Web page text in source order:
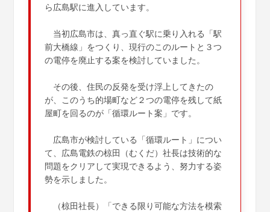
ら広島駅に進入しています。
当初広島市は、真っ直ぐ駅に乗り入れる「駅
前大橋線」をつくり、現行のこのルートと３つ
の電停を廃止する案を検討していました。
その後、住民の反発を受け浮上してきたの
が、このうち的場町など２つの電停を残して紙
屋町を回るのが「循環ルート案」です。
広島市が検討している「循環ルート」につい
て、広島電鉄の椋田（むくだ）社長は技術的な
問題をクリアして実現できるよう、努力する姿
勢を示しました。
（椋田社長）「できる限り可能な方法を模索